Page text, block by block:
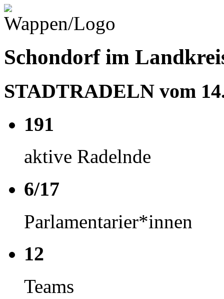
Schondorf im
STADTRADELN vom
191
aktive Radelnde
6/17
Parlamentarier*innen
12
Teams